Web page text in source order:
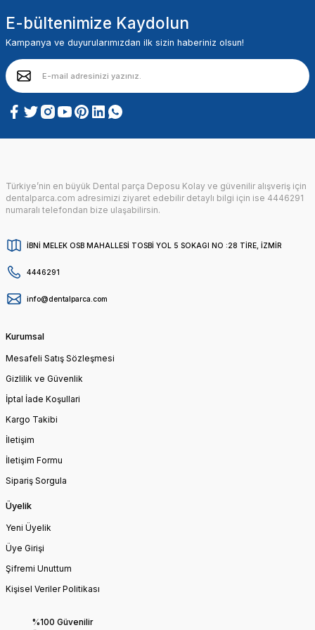
E-bültenimize Kaydolun
Kampanya ve duyurularımızdan ilk sizin haberiniz olsun!
Türkiye’nin en büyük Dental parça Deposu Kolay ve güvenilir alışveriş için
dentalparca.com adresimizi ziyaret edebilir detaylı bilgi için ise 4446291
numaralı telefondan bize ulaşabilirsin.
İBNİ MELEK OSB MAHALLESİ TOSBİ YOL 5 SOKAGI NO :28 TİRE, İZMİR
4446291
info@dentalparca.com
Kurumsal
Mesafeli Satış Sözleşmesi
Gizlilik ve Güvenlik
İptal İade Koşullari
Kargo Takibi
İletişim
İletişim Formu
Sipariş Sorgula
Üyelik
Yeni Üyelik
Üye Girişi
Şifremi Unuttum
Kişisel Veriler Politikası
%100 Güvenilir